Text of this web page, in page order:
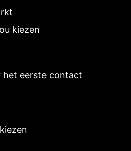
kiezen
eerste contact